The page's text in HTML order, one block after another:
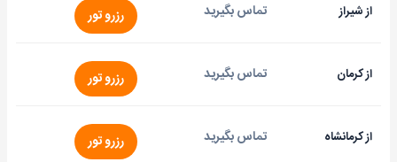
از شیراز تماس بگیرید رزرو تور
از کرمان تماس بگیرید رزرو تور
از کرمانشاه تماس بگیرید رزرو تور